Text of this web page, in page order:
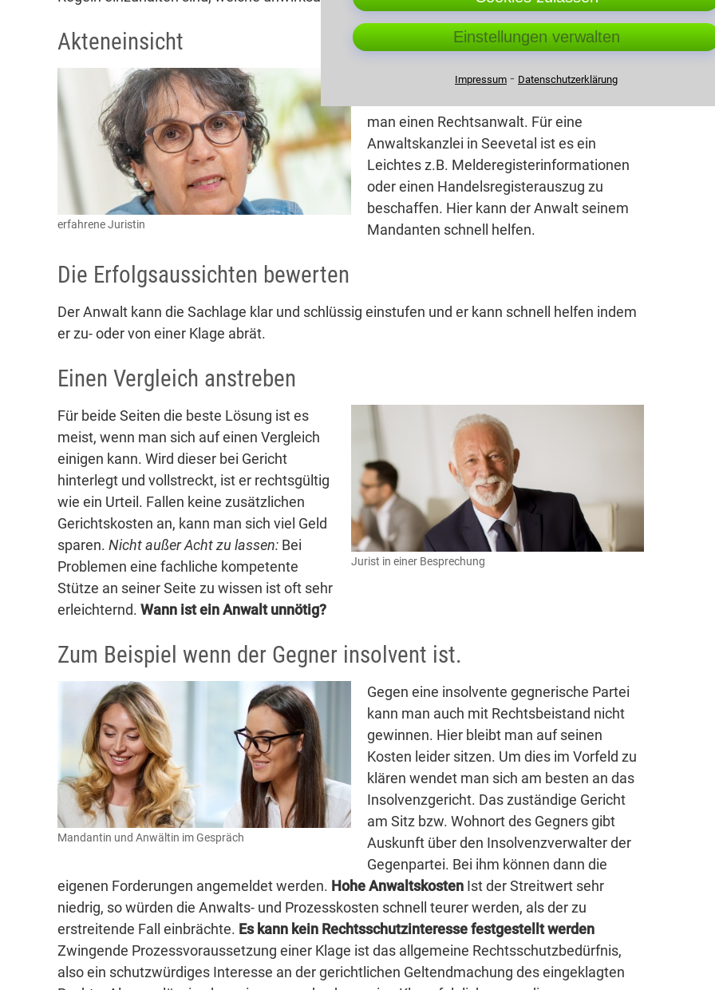
Akteneinsicht
erfahrene Juristin
Weder Kläger noch Angeklagter haben das
man einen Rechtsanwalt. Für eine
Anwaltskanzlei in Seevetal ist es ein
Leichtes z.B. Melderegisterinformationen
oder einen Handelsregisterauszug zu
beschaffen. Hier kann der Anwalt seinem
Mandanten schnell helfen.
Die Erfolgsaussichten bewerten
Der Anwalt kann die Sachlage klar und schlüssig einstufen und er kann schnell helfen indem
er zu- oder von einer Klage abrät.
Einen Vergleich anstreben
Jurist in einer Besprechung
Für beide Seiten die beste Lösung ist es
meist, wenn man sich auf einen Vergleich
einigen kann. Wird dieser bei Gericht
hinterlegt und vollstreckt, ist er rechtsgültig
wie ein Urteil. Fallen keine zusätzlichen
Gerichtskosten an, kann man sich viel Geld
sparen. Nicht außer Acht zu lassen: Bei
Problemen eine fachliche kompetente
Stütze an seiner Seite zu wissen ist oft sehr
erleichternd. Wann ist ein Anwalt unnötig?
Zum Beispiel wenn der Gegner insolvent ist.
Mandantin und Anwältin im Gespräch
Gegen eine insolvente gegnerische Partei
kann man auch mit Rechtsbeistand nicht
gewinnen. Hier bleibt man auf seinen
Kosten leider sitzen. Um dies im Vorfeld zu
klären wendet man sich am besten an das
Insolvenzgericht. Das zuständige Gericht
am Sitz bzw. Wohnort des Gegners gibt
Auskunft über den Insolvenzverwalter der
Gegenpartei. Bei ihm können dann die
eigenen Forderungen angemeldet werden. Hohe Anwaltskosten Ist der Streitwert sehr
niedrig, so würden die Anwalts- und Prozesskosten schnell teurer werden, als der zu
erstreitende Fall einbrächte. Es kann kein Rechtsschutzinteresse festgestellt werden
Zwingende Prozessvoraussetzung einer Klage ist das allgemeine Rechtsschutzbedürfnis,
also ein schutzwürdiges Interesse an der gerichtlichen Geltendmachung des eingeklagten
Einstellungen verwalten
Impressum ⁃ Datenschutzerklärung